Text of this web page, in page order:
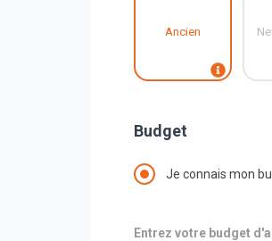
Ancien
Budget
Je connais mon
Entrez votre budget